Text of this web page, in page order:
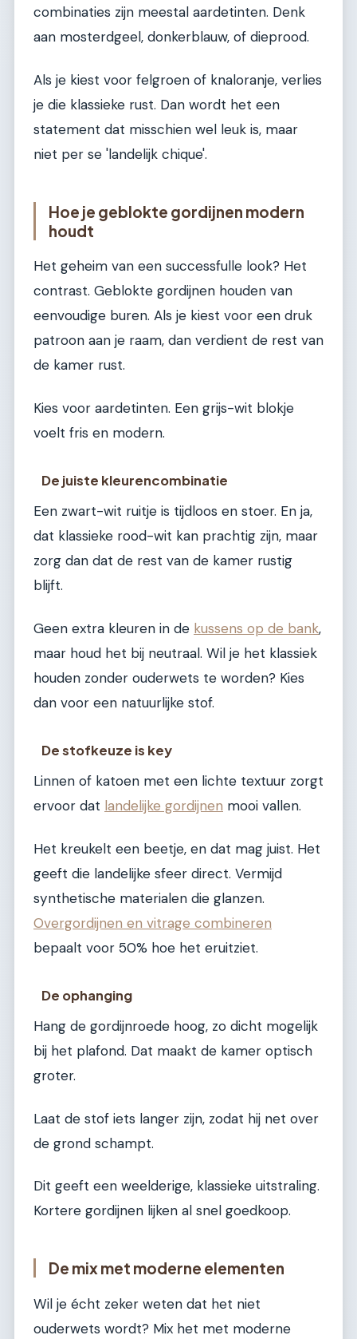
combinaties zijn meestal aardetinten. Denk
aan mosterdgeel, donkerblauw, of dieprood.
Als je kiest voor felgroen of knaloranje, verlies
je die klassieke rust. Dan wordt het een
statement dat misschien wel leuk is, maar
niet per se 'landelijk chique'.
Hoe je geblokte gordijnen modern
houdt
Het geheim van een successfulle look? Het
contrast. Geblokte gordijnen houden van
eenvoudige buren. Als je kiest voor een druk
patroon aan je raam, dan verdient de rest van
de kamer rust.
Kies voor aardetinten. Een grijs-wit blokje
voelt fris en modern.
De juiste kleurencombinatie
Een zwart-wit ruitje is tijdloos en stoer. En ja,
dat klassieke rood-wit kan prachtig zijn, maar
zorg dan dat de rest van de kamer rustig
blijft.
Geen extra kleuren in de kussens op de bank,
maar houd het bij neutraal. Wil je het klassiek
houden zonder ouderwets te worden? Kies
dan voor een natuurlijke stof.
De stofkeuze is key
Linnen of katoen met een lichte textuur zorgt
ervoor dat landelijke gordijnen mooi vallen.
Het kreukelt een beetje, en dat mag juist. Het
geeft die landelijke sfeer direct. Vermijd
synthetische materialen die glanzen.
Overgordijnen en vitrage combineren
bepaalt voor 50% hoe het eruitziet.
De ophanging
Hang de gordijnroede hoog, zo dicht mogelijk
bij het plafond. Dat maakt de kamer optisch
groter.
Laat de stof iets langer zijn, zodat hij net over
de grond schampt.
Dit geeft een weelderige, klassieke uitstraling.
Kortere gordijnen lijken al snel goedkoop.
De mix met moderne elementen
Wil je écht zeker weten dat het niet
ouderwets wordt? Mix het met moderne